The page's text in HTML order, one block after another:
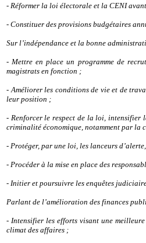
- Réformer la loi électorale et la CENI
- Constituer des provisions budgétaires
Sur l’indépendance et la bonne
- Mettre en place un programme de
magistrats en fonction ;
- Améliorer les conditions de vie et de
leur position ;
- Renforcer le respect de la loi,
criminalité économique, notamment par la
- Protéger, par une loi, les lanceurs
- Procéder à la mise en place des
- Initier et poursuivre les enquêtes
Parlant de l’amélioration des finances
- Intensifier les efforts visant une
climat des affaires ;